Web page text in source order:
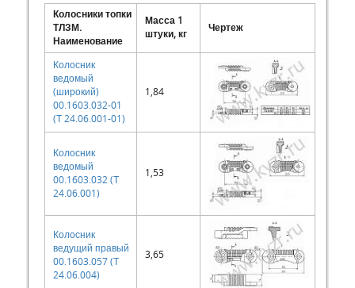
Колосники топки
ТЛЗМ.
Наименование
Масса 1
штуки, кг
Чертеж
Колосник
ведомый
(широкий)
00.1603.032-01
(Т 24.06.001-01)
1,84
Колосник
ведомый
00.1603.032 (Т
24.06.001)
1,53
Колосник
ведущий правый
00.1603.057 (Т
24.06.004)
3,65